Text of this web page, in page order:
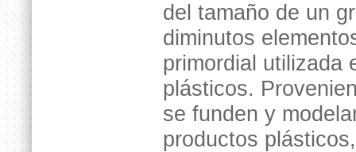
del tamaño de un
diminutos
primordial utilizada
plásticos.
se funden y
productos